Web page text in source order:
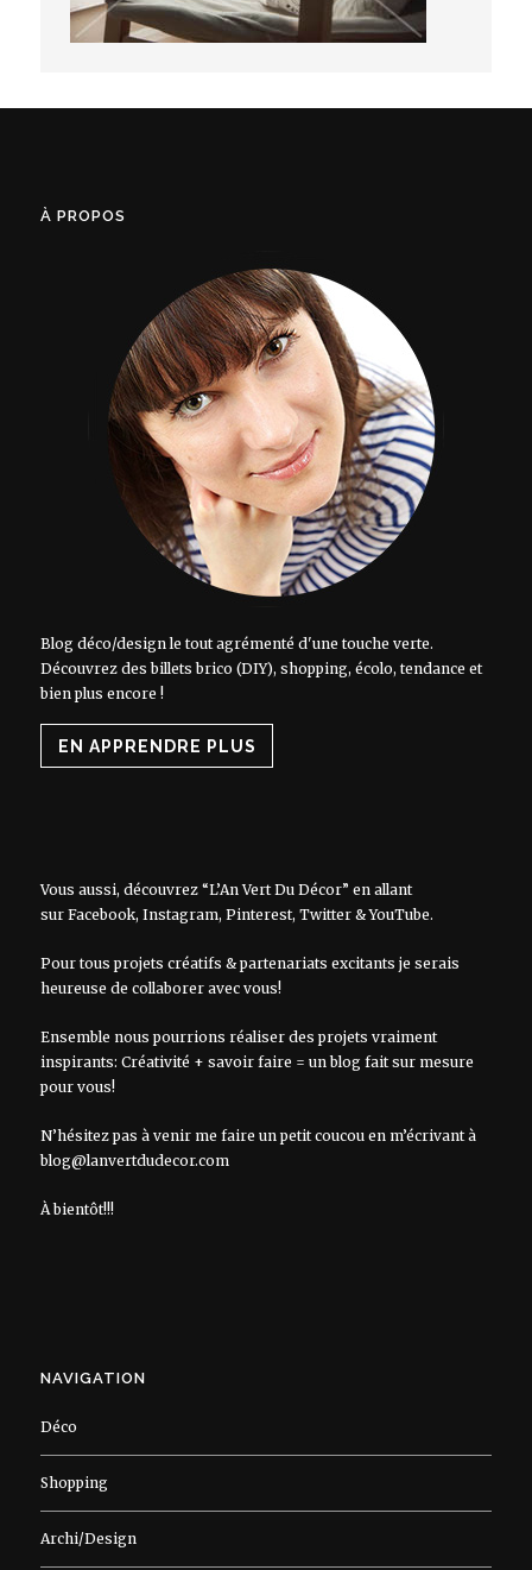
À PROPOS
Blog déco/design le tout agrémenté d'une touche verte.
Découvrez des billets brico (DIY), shopping, écolo, tendance et
bien plus encore !
EN APPRENDRE PLUS
Vous aussi, découvrez “L’An Vert Du Décor” en allant
sur Facebook, Instagram, Pinterest, Twitter&YouTube.
Pour tous projets créatifs & partenariats excitants je serais
heureuse de collaborer avec vous!
Ensemble nous pourrions réaliser des projets vraiment
inspirants: Créativité + savoir faire = un blog fait sur mesure
pour vous!
N’hésitez pas à venir me faire un petit coucou en m’écrivant à
blog@lanvertdudecor.com
À bientôt!!!
NAVIGATION
Déco
Shopping
Archi/Design